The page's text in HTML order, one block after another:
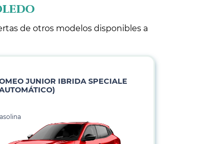
de otros modelos disponibles a
JUNIOR IBRIDA SPECIALE